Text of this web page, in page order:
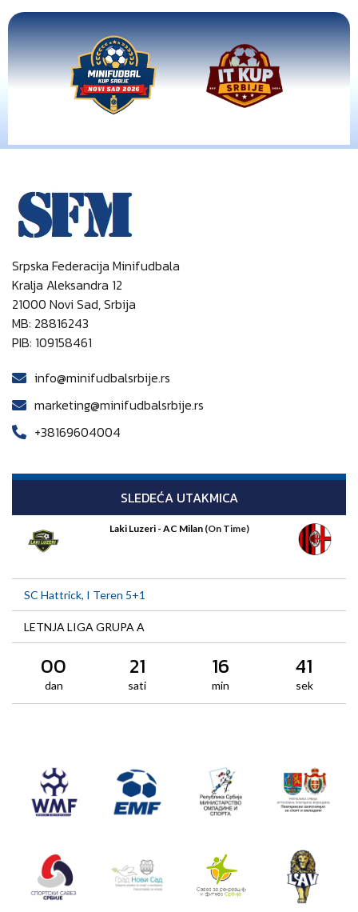
Srpska Federacija Minifudbala
Kralja Aleksandra 12
21000 Novi Sad, Srbija
MB: 28816243
PIB: 109158461
info@minifudbalsrbije.rs
marketing@minifudbalsrbije.rs
+38169604004
SLEDEĆA UTAKMICA
Laki Luzeri - AC Milan(On Time)
SC Hattrick, I Teren 5+1
LETNJA LIGA GRUPA A
00
dan
21
sati
16
min
41
sek